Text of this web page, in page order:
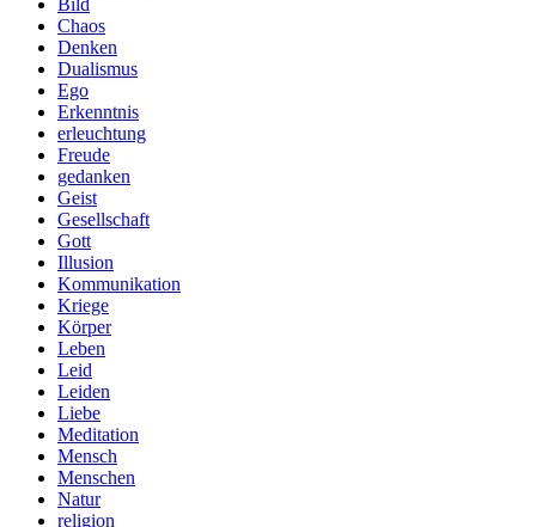
Chaos
Denken
Dualismus
Ego
Erkenntnis
erleuchtung
Freude
gedanken
Geist
Gesellschaft
Gott
Illusion
Kommunikation
Kriege
Körper
Leben
Leid
Leiden
Liebe
Meditation
Mensch
Menschen
Natur
religion